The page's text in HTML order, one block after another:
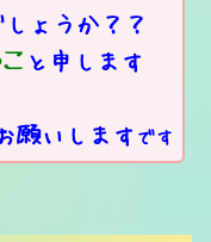
ょうか？？
と申します
願いします です